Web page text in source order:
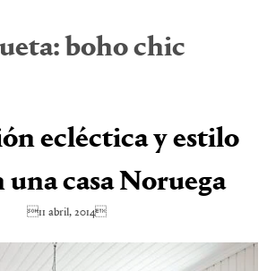
boho chic
ecléctica y estilo
una casa Noruega
11 abril, 2014